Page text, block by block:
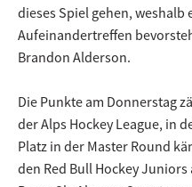
dieses Spiel gehen, weshalb
Aufeinandertreffen
Brandon Alderson.
Die Punkte am Donnerstag
der Alps Hockey League, in
Platz in der Master Round
den Red Bull Hockey